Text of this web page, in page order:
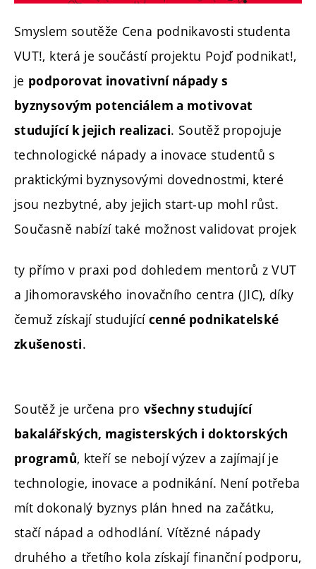
Smyslem soutěže Cena podnikavosti studenta
VUT!, která je součástí projektu Pojď podnikat!,
je podporovat inovativní nápady s
byznysovým potenciálem a motivovat
studující k jejich realizaci. Soutěž propojuje
technologické nápady a inovace studentů s
praktickými byznysovými dovednostmi, které
jsou nezbytné, aby jejich start-up mohl růst.
Současně nabízí také možnost validovat projek
ty přímo v praxi pod dohledem mentorů z VUT
a Jihomoravského inovačního centra (JIC), díky
čemuž získají studující cenné podnikatelské
zkušenosti.
Soutěž je určena pro všechny studující
bakalářských, magisterských i doktorských
programů, kteří se nebojí výzev a zajímají je
technologie, inovace a podnikání. Není potřeba
mít dokonalý byznys plán hned na začátku,
stačí nápad a odhodlání. Vítězné nápady
druhého a třetího kola získají finanční podporu,